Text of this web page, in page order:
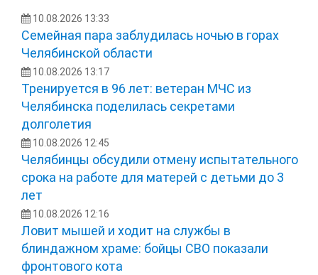
10.08.2026 13:33
Семейная пара заблудилась ночью в горах
Челябинской области
10.08.2026 13:17
Тренируется в 96 лет: ветеран МЧС из
Челябинска поделилась секретами
долголетия
10.08.2026 12:45
Челябинцы обсудили отмену испытательного
срока на работе для матерей с детьми до 3
лет
10.08.2026 12:16
Ловит мышей и ходит на службы в
блиндажном храме: бойцы СВО показали
фронтового кота